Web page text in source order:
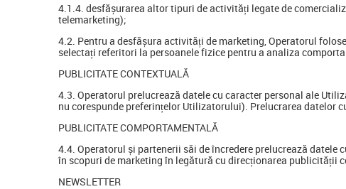
4.1.4. desfășurarea altor tipuri de activități legate de
telemarketing);
4.2. Pentru a desfășura activități de marketing, Operatorul
selectați referitori la persoanele fizice pentru a analiza
PUBLICITATE CONTEXTUALĂ
4.3. Operatorul prelucrează datele cu caracter personal ale
nu corespunde preferințelor Utilizatorului). Prelucrarea datelor
PUBLICITATE COMPORTAMENTALĂ
4.4. Operatorul și partenerii săi de încredere prelucrează
în scopuri de marketing în legătură cu direcționarea
NEWSLETTER